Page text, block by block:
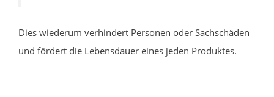
Dies wiederum verhindert Personen oder Sachschäden
und fördert die Lebensdauer eines jeden Produktes.